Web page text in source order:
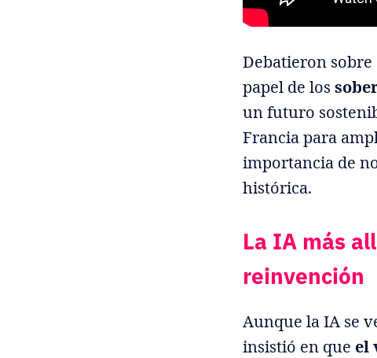
Debatieron
papel de los
un futuro
Francia para
importancia de
histórica.
La IA más
reinvención
Aunque la IA se
insistió en que el